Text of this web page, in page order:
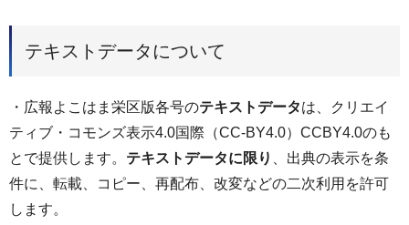
テキストデータについて
・広報よこはま栄区版各号のテキストデータは、クリエイ
ティブ・コモンズ表示4.0国際（CC-BY4.0）CCBY4.0のも
とで提供します。 テキストデータに限り
、出典の表示を条
件に、転載、コピー、再配布、改変などの二次利用を許可
します。